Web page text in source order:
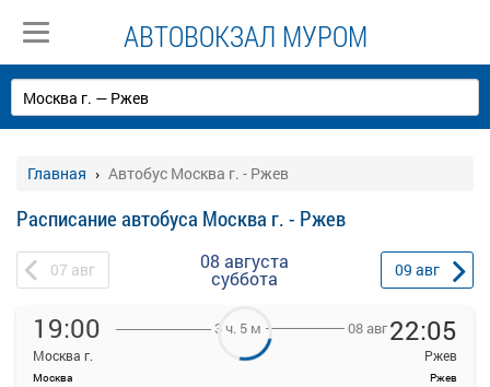
АВТОВОКЗАЛ МУРОМ
Главная Автобус Москва г. - Ржев
Расписание автобуса Москва г. - Ржев
07 авг 08 августа
суббота 09 авг
19:00
Москва г.
Москва
3 ч. 5 м 08 авг22:05
Ржев
Ржев